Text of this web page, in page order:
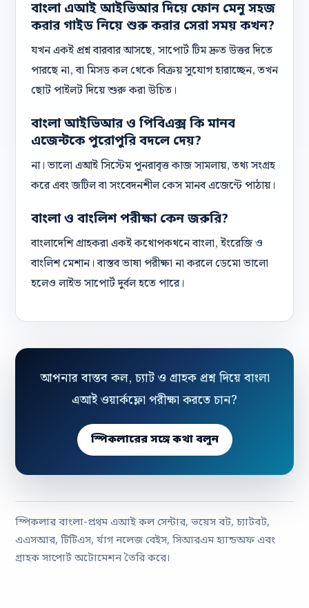
বাংলা এআই আইভিআর দিয়ে ফোন মেনু সহজ
করার গাইড নিয়ে শুরু করার সেরা সময় কখন?
যখন একই প্রশ্ন বারবার আসছে, সাপোর্ট টিম দ্রুত উত্তর দিতে
পারছে না, বা মিসড কল থেকে বিক্রয় সুযোগ হারাচ্ছেন, তখন
ছোট পাইলট দিয়ে শুরু করা উচিত।
বাংলা আইভিআর ও পিবিএক্স কি মানব
এজেন্টকে পুরোপুরি বদলে দেয়?
না। ভালো এআই সিস্টেম পুনরাবৃত্ত কাজ সামলায়, তথ্য সংগ্রহ
করে এবং জটিল বা সংবেদনশীল কেস মানব এজেন্টে পাঠায়।
বাংলা ও বাংলিশ পরীক্ষা কেন জরুরি?
বাংলাদেশি গ্রাহকরা একই কথোপকথনে বাংলা, ইংরেজি ও
বাংলিশ মেশান। বাস্তব ভাষা পরীক্ষা না করলে ডেমো ভালো
হলেও লাইভ সাপোর্ট দুর্বল হতে পারে।
আপনার বাস্তব কল, চ্যাট ও গ্রাহক প্রশ্ন দিয়ে বাংলা
এআই ওয়ার্কফ্লো পরীক্ষা করতে চান?
স্পিকলারের সঙ্গে কথা বলুন
স্পিকলার বাংলা-প্রথম এআই কল সেন্টার, ভয়েস বট, চ্যাটবট,
এএসআর, টিটিএস, র্যাগ নলেজ বেইস, সিআরএম হ্যান্ডঅফ এবং
গ্রাহক সাপোর্ট অটোমেশন তৈরি করে।